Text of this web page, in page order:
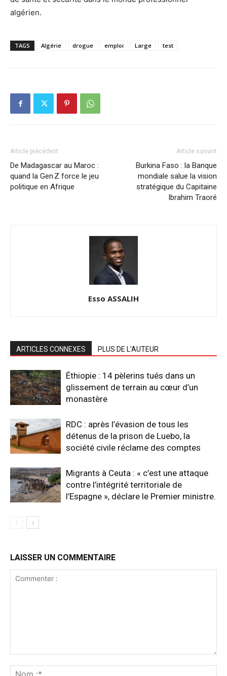
algérien.
TAGS Algérie drogue emploi Large test
Article précédent
De Madagascar au Maroc :
quand la Gen Z force le jeu
politique en Afrique
Article suivant
Burkina Faso : la Banque
mondiale salue la vision
stratégique du Capitaine
Ibrahim Traoré
Esso ASSALIH
ARTICLES CONNEXES PLUS DE L'AUTEUR
Éthiopie : 14 pèlerins tués dans un
glissement de terrain au cœur d’un
monastère
RDC : après l’évasion de tous les
détenus de la prison de Luebo, la
société civile réclame des comptes
Migrants à Ceuta : « c’est une attaque
contre l’intégrité territoriale de
l’Espagne », déclare le Premier ministre.
LAISSER UN COMMENTAIRE